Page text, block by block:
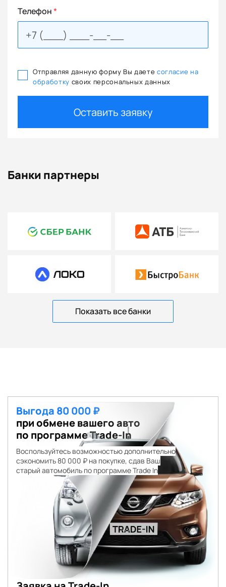
Телефон*
Отправляя данную форму Вы даете согласие на
обработку своих персональных данных
Оставить заявку
Банки партнеры
Показать все банки
Выгода 80 000 ₽
при обмене вашего авто
по программе Trade-In
Воспользуйтесь возможностью дополнительно
сэкономить 80 000 ₽ на покупке, сдав Ваш
старый автомобиль по программе Trade In